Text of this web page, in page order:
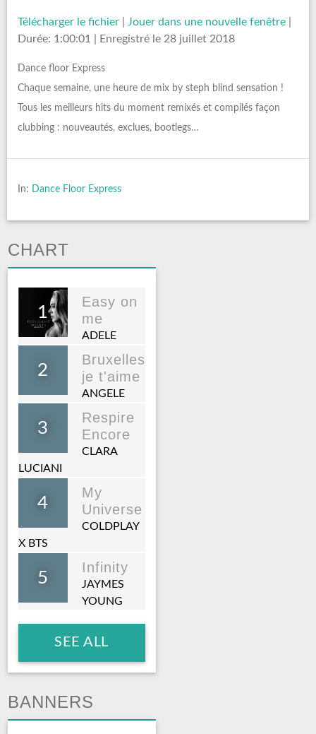
Télécharger le fichier Jouer dans une nouvelle fenêtre
Durée: 1:00:01
Enregistré le 28 juillet 2018
Dance floor Express
Chaque semaine, une heure de mix by steph blind sensation !
Tous les meilleurs hits du moment remixés et compilés façon
clubbing : nouveautés, exclues, bootlegs…
In: Dance Floor Express
CHART
1
Easy on
me
ADELE
2
Bruxelles
je t'aime
ANGELE
3
Respire
Encore
CLARA
LUCIANI
4
My
Universe
COLDPLAY
X BTS
5
Infinity
JAYMES
YOUNG
SEE ALL
BANNERS